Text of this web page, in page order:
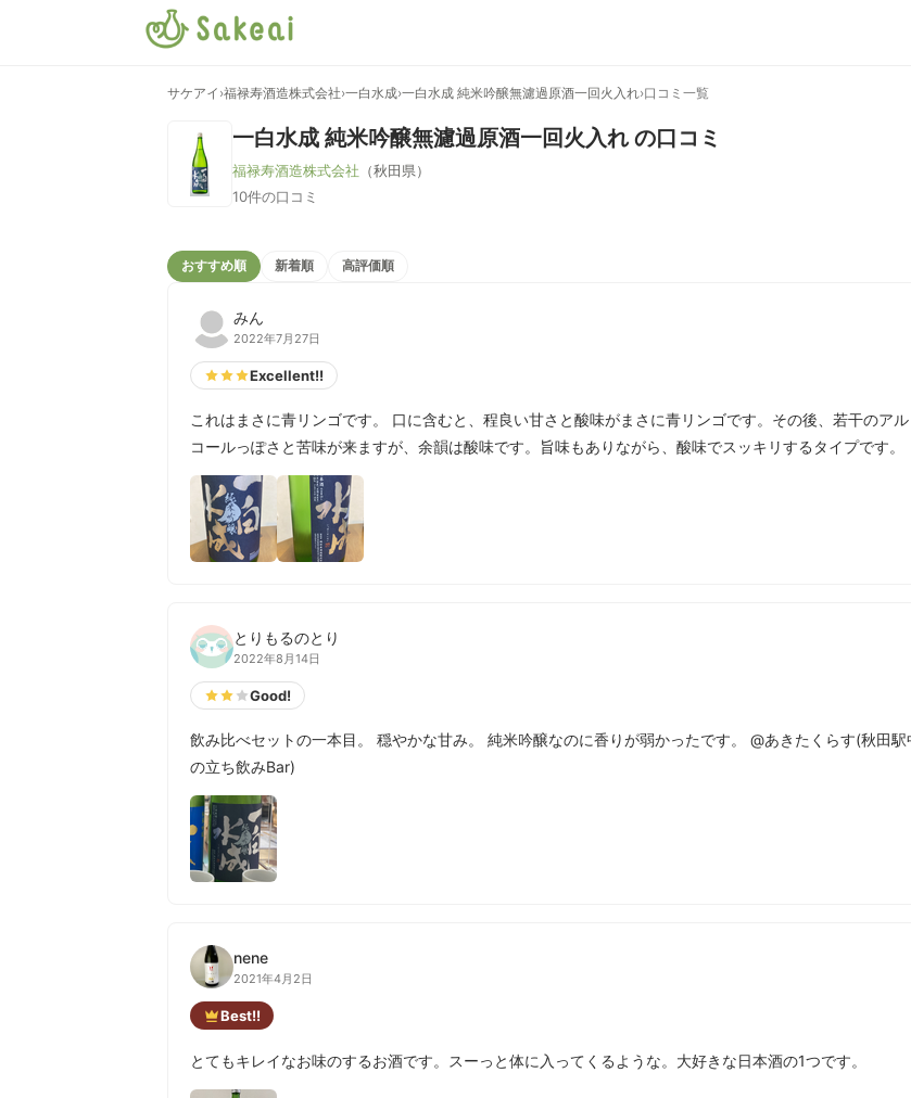
サケアイ ›福禄寿酒造株式会社›一白水成›一白水成 純米吟醸無濾過原酒一回火入れ›口コミ一覧
一白水成 純米吟醸無濾過原酒一回火入れの口コミ
福禄寿酒造株式会社 （秋田県）
10件の口コミ
おすすめ順 新着順 高評価順
みん
2022年7月27日
Excellent!!
これはまさに青リンゴです。 口に含むと、程良い甘さと酸味がまさに青リンゴです。その後、若干のアル
コールっぽさと苦味が来ますが、余韻は酸味です。旨味もありながら、酸味でスッキリするタイプです。
とりもるのとり
2022年8月14日
Good!
飲み比べセットの一本目。 穏やかな甘み。 純米吟醸なのに香りが弱かったです。 @あきたくらす(秋田駅
の立ち飲みBar)
nene
2021年4月2日
Best!!
とてもキレイなお味のするお酒です。スーっと体に入ってくるような。大好きな日本酒の1つです。